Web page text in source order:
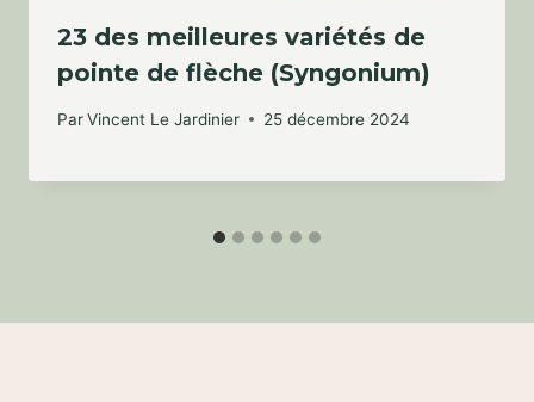
23 des meilleures variétés de
pointe de flèche (Syngonium)
ParVincent Le Jardinier 25 décembre 2024